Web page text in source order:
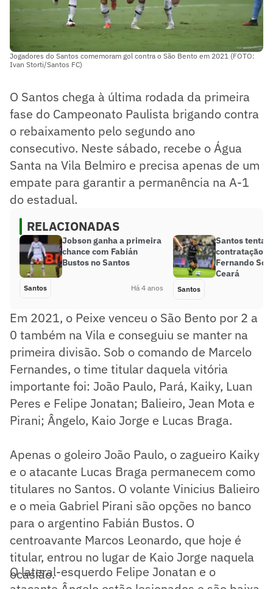
Jogadores do Santos comemoram gol contra o São Bento em 2021 (FOTO:
Ivan Storti/Santos FC)
O Santos chega à última rodada da primeira
fase do Campeonato Paulista brigando contra
o rebaixamento pelo segundo ano
consecutivo. Neste sábado, recebe o Água
Santa na Vila Belmiro e precisa apenas de um
empate para garantir a permanência na A-1
do estadual.
RELACIONADAS
Jobson ganha a primeira
chance com Fabián
Bustos no Santos
Santos Há 4 anos
Santos tenta a
contratação
Fernando
Ceará
Santos
Em 2021, o Peixe venceu o São Bento por 2 a
0 também na Vila e conseguiu se manter na
primeira divisão. Sob o comando de Marcelo
Fernandes, o time titular daquela vitória
importante foi: João Paulo, Pará, Kaiky, Luan
Peres e Felipe Jonatan; Balieiro, Jean Mota e
Pirani; Ângelo, Kaio Jorge e Lucas Braga.
Apenas o goleiro João Paulo, o zagueiro Kaiky
e o atacante Lucas Braga permanecem como
titulares no Santos. O volante Vinicius Balieiro
e o meia Gabriel Pirani são opções no banco
para o argentino Fabián Bustos. O
centroavante Marcos Leonardo, que hoje é
titular, entrou no lugar de Kaio Jorge naquela
ocasião.
O lateral-esquerdo Felipe Jonatan e o